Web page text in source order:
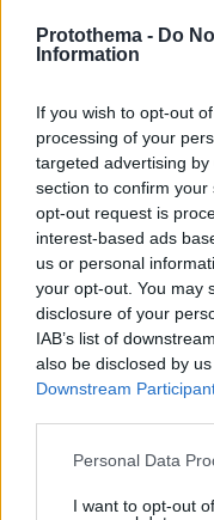
Protothema - Do
Information
If you wish to opt-out
processing of your
targeted advertising
section to confirm
opt-out request is
interest-based ads
us or personal
your opt-out. You may
disclosure of your
IAB’s list of
also be disclosed by
Downstream
Please note that this
not limited to your visit
Personal Data
I want to opt-out
«Τα παιδιά έχουν
δολοφονήσει τα